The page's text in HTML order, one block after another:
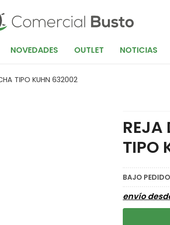
NOVEDADES OUTLET NOTICIAS
TIPO KUHN 632002
REJA
TIPO
BAJO
envío